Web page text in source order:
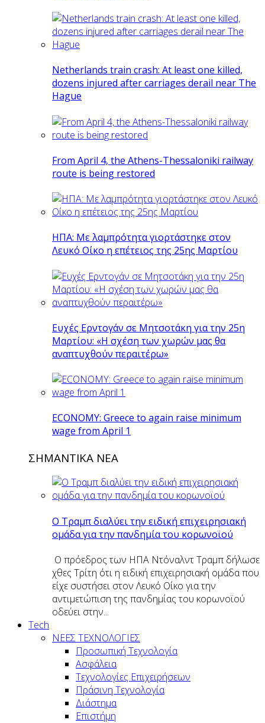
Netherlands train crash: At least one killed,
dozens injured after carriages derail near The
Hague
From April 4, the Athens-Thessaloniki railway
route is being restored
ΗΠΑ: Με λαμπρότητα γιορτάστηκε στον
Λευκό Οίκο η επέτειος της 25ης Μαρτίου
Ευχές Ερντογάν σε Μητσοτάκη για την 25η
Μαρτίου: «Η σχέση των χωρών μας θα
αναπτυχθούν περαιτέρω»
ECONOMY: Greece to again raise minimum
wage from April 1
ΣΗΜΑΝΤΙΚΑ ΝΕΑ
O Tραμπ διαλύει την ειδική επιχειρησιακή
ομάδα για την πανδημία του κορωνοϊού
Ο πρόεδρος των ΗΠΑ Ντόναλντ Τραμπ δήλωσε
χθες Τρίτη ότι η ειδική επιχειρησιακή ομάδα που
είχε συστήσει στον Λευκό Οίκο για την
αντιμετώπιση της πανδημίας του κορωνοϊού
οδεύει στην...
Tech
ΝΕΕΣ ΤΕΧΝΟΛΟΓΙΕΣ
Προσωπική Τεχνολογία
Ασφάλεια
Τεχνολογίες Επιχειρήσεων
Πράσινη Τεχνολογία
Διάστημα
Επιστήμη